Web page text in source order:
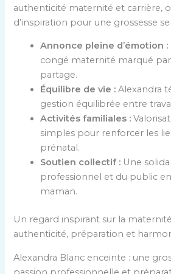
authenticité maternité et carrière,
d’inspiration pour une grossesse
Annonce pleine d’émotion :
congé maternité marqué
partage.
Équilibre de vie : Alexandra
gestion équilibrée entre
Activités familiales :
simples pour renforcer les
prénatal.
Soutien collectif : Une
professionnel et du public
maman.
Un regard inspirant sur la
authenticité, préparation et
Alexandra Blanc enceinte : une